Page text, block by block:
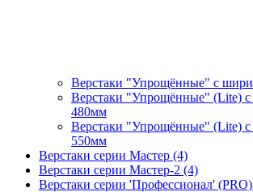
Верстаки "Упрощённые" с
Верстаки "Упрощённые" (Lite) с
480мм
Верстаки "Упрощённые" (Lite) с
550мм
Верстаки серии Мастер (4)
Верстаки серии Мастер-2 (4)
Верстаки серии 'Профессионал'